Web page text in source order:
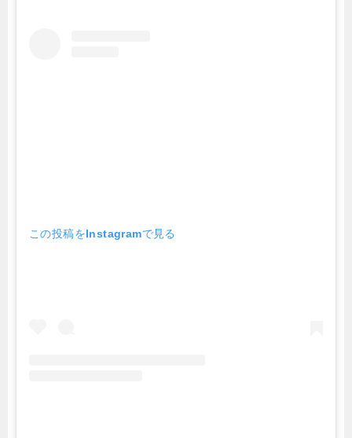
この投稿をInstagramで見る